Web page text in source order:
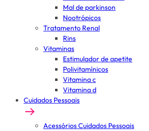
Mal de parkinson
Nootrópicos
Tratamento Renal
Rins
Vitaminas
Estimulador de apetite
Polivitamínicos
Vitamina c
Vitamina d
Cuidados Pessoais
Acessórios Cuidados Pessoais